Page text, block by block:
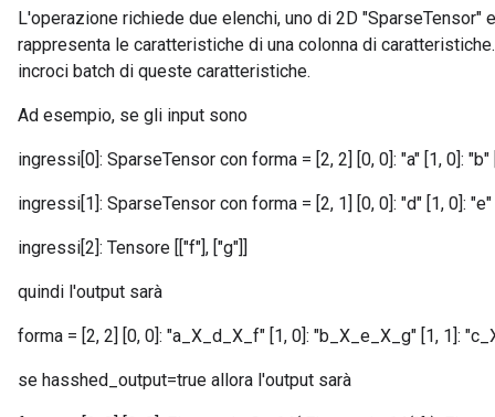
L'operazione richiede due elenchi, uno di 2D "SparseTensor"
rappresenta le caratteristiche di una colonna di
incroci batch di queste caratteristiche.
Ad esempio, se gli input sono
ingressi[0]: SparseTensor con forma = [2, 2] [0, 0]: "a" [1, 0]: "b"
ingressi[1]: SparseTensor con forma = [2, 1] [0, 0]: "d" [1, 0]: "e"
ingressi[2]: Tensore [["f"], ["g"]]
quindi l'output sarà
forma = [2, 2] [0, 0]: "a_X_d_X_f" [1, 0]: "b_X_e_X_g" [1, 1]:
se hasshed_output=true allora l'output sarà